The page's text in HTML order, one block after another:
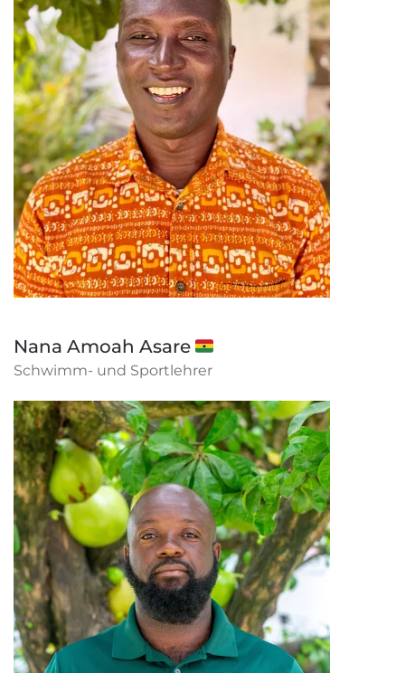
Nana Amoah Asare 🇬🇭
Schwimm- und Sportlehrer